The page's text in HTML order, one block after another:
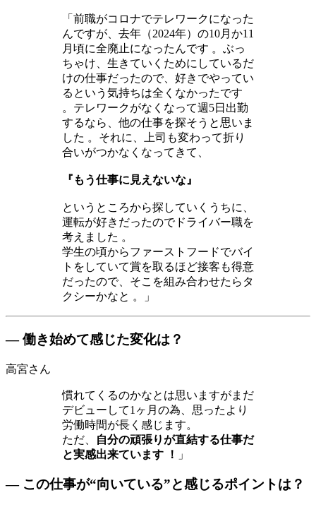
「前職がコロナでテレワークになった
んですが、去年（2024年）の10月か11
月頃に全廃止になったんです 。ぶっ
ちゃけ、生きていくためにしているだ
けの仕事だったので、好きでやってい
るという気持ちは全くなかったです
。テレワークがなくなって週5日出勤
するなら、他の仕事を探そうと思いま
した 。それに、上司も変わって折り
合いがつかなくなってきて、
『もう仕事に見えないな』
というところから探していくうちに、
運転が好きだったのでドライバー職を
考えました 。
学生の頃からファーストフードでバイ
トをしていて賞を取るほど接客も得意
だったので、そこを組み合わせたらタ
クシーかなと 。」
― 働き始めて感じた変化は？
高宮さん
慣れてくるのかなとは思いますがまだ
デビューして1ヶ月の為、思ったより
労働時間が長く感じます。
ただ、
自分の頑張りが直結する仕事だ
と実感出来ています ！
」
― この仕事が“向いている”と感じるポイントは？